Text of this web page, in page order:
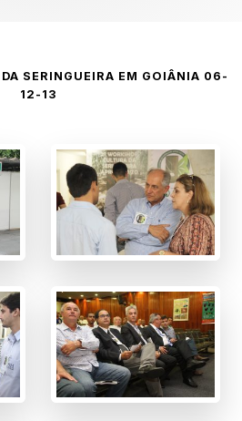
SERINGUEIRA EM GOIÂNIA 06-
12-13